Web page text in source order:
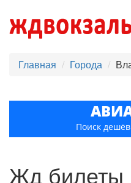
Главная Города
Поиск
Жд билеты